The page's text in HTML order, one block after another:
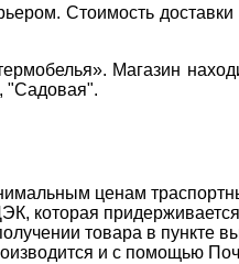
Стоимость
Магазин
"Садовая".
ценам
которая
товара в пункте
и с помощью